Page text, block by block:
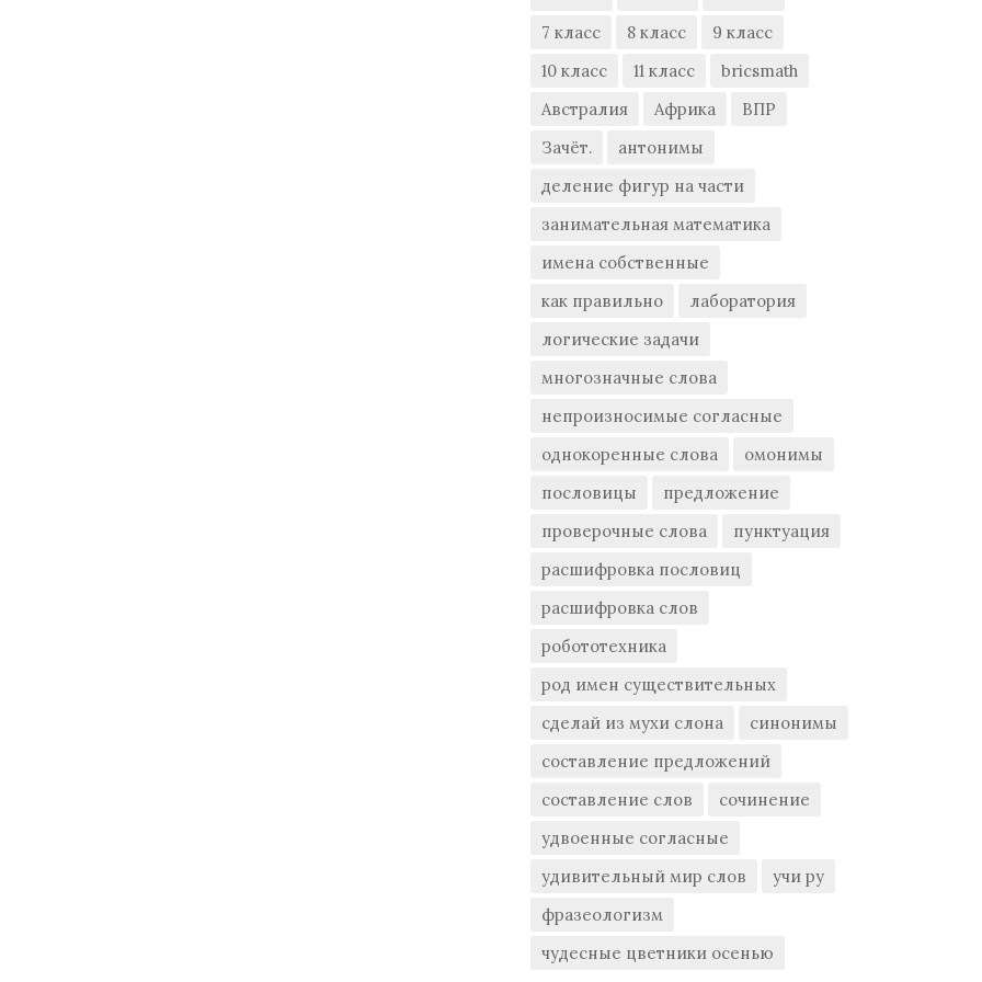
7 класс
8 класс
9 класс
10 класс
11 класс
bricsmath
Австралия
Африка
ВПР
Зачёт.
антонимы
деление фигур на части
занимательная математика
имена собственные
как правильно
лаборатория
логические задачи
многозначные слова
непроизносимые согласные
однокоренные слова
омонимы
пословицы
предложение
проверочные слова
пунктуация
расшифровка пословиц
расшифровка слов
робототехника
род имен существительных
сделай из мухи слона
синонимы
составление предложений
составление слов
сочинение
удвоенные согласные
удивительный мир слов
учи ру
фразеологизм
чудесные цветники осенью